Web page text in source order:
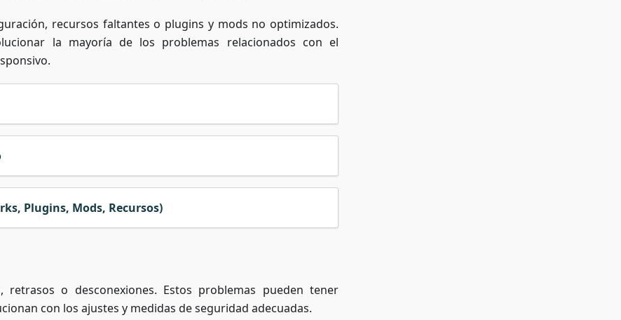
recursos faltantes o plugins y mods no optimizados.
la mayoría de los problemas relacionados con el
Plugins, Mods, Recursos)
o desconexiones. Estos problemas pueden tener
con los ajustes y medidas de seguridad adecuadas.